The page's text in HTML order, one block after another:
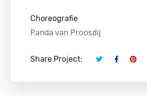
Choreografie
Panda van Proosdij
Share Project: